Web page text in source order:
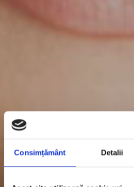
Consimțământ Detalii